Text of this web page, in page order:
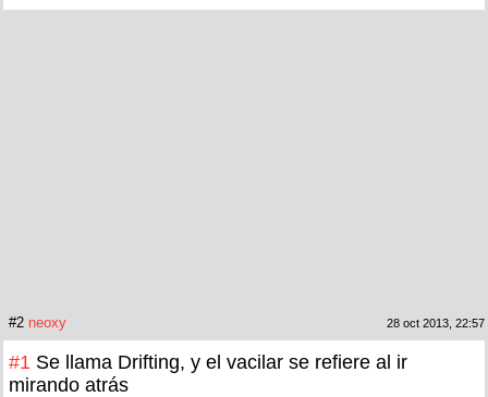
#2 neoxy 28 oct 2013, 22:57
#1 Se llama Drifting, y el vacilar se refiere al ir
mirando atrás